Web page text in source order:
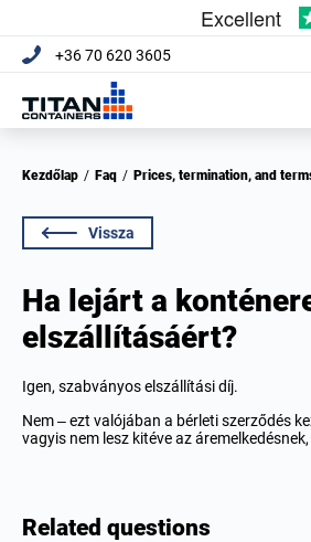
+36 70 620 3605
Kezdőlap / Faq / Prices, termination, and
Vissza
Ha lejárt a
elszállításáért?
Igen, szabványos elszállítási díj.
Nem – ezt valójában a bérleti szerződés
vagyis nem lesz kitéve az
Related questions